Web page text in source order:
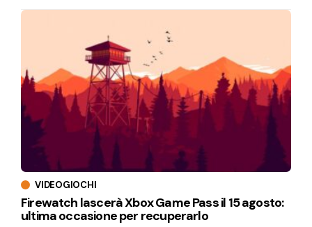
VIDEOGIOCHI
Firewatch lascerà Xbox Game Pass il 15 agosto:
ultima occasione per recuperarlo